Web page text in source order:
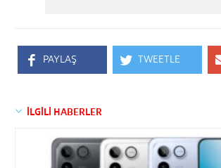
PAYLAŞ TWEETLE
İLGİLİ HABERLER